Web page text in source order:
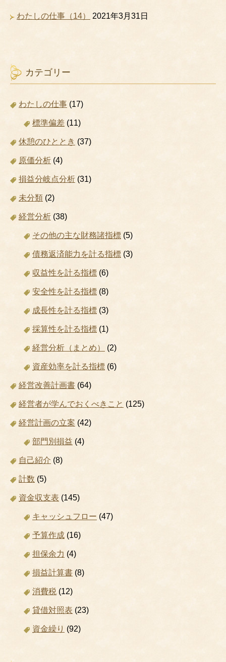
わたしの仕事（14） 2021年3月31日
カテゴリー
わたしの仕事 (17)
標準偏差 (11)
休憩のひととき (37)
原価分析 (4)
損益分岐点分析 (31)
未分類 (2)
経営分析 (38)
その他の主な財務諸指標 (5)
債務返済能力を計る指標 (3)
収益性を計る指標 (6)
安全性を計る指標 (8)
成長性を計る指標 (3)
採算性を計る指標 (1)
経営分析（まとめ） (2)
資産効率を計る指標 (6)
経営改善計画書 (64)
経営者が学んでおくべきこと (125)
経営計画の立案 (42)
部門別損益 (4)
自己紹介 (8)
計数 (5)
資金収支表 (145)
キャッシュフロー (47)
予算作成 (16)
担保余力 (4)
損益計算書 (8)
消費税 (12)
貸借対照表 (23)
資金繰り (92)